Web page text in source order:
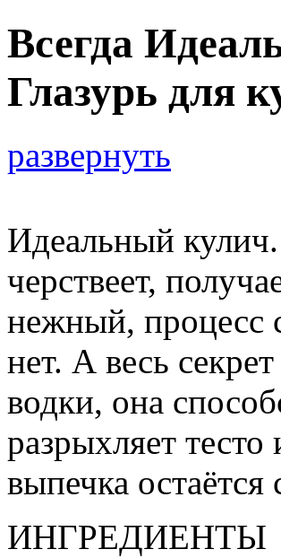
Всегда
Глазурь для
развернуть
Идеальный
черствеет,
нежный, процесс
нет. А весь
водки, она
разрыхляет
выпечка остаётся
ИНГРЕДИЕНТЫ